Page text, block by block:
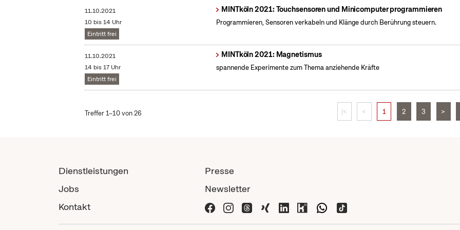
11.10.2021
10 bis 14 Uhr
Eintritt frei
MINTköln 2021: Touchsensoren und Minicomputer programmieren
Programmieren, Sensoren verkabeln und Klänge durch Berührung steuern.
11.10.2021
14 bis 17 Uhr
Eintritt frei
MINTköln 2021: Magnetismus
spannende Experimente zum Thema anziehende Kräfte
Treffer 1–10 von 26 |< < 1 2 3 >
Dienstleistungen
Jobs
Kontakt
Presse
Newsletter